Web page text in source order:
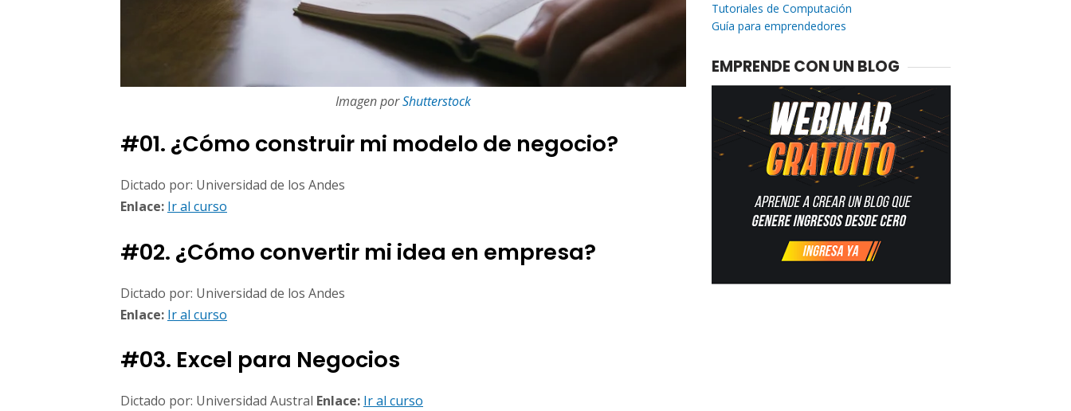
Imagen porShutterstock
#01. ¿Cómo construir mi modelo de negocio?
Dictado por: Universidad de los Andes
Enlace: Ir al curso
#02. ¿Cómo convertir mi idea en empresa?
Dictado por: Universidad de los Andes
Enlace: Ir al curso
#03. Excel para Negocios
Dictado por: Universidad Austral Enlace: Ir al curso
Tutoriales de Computación
Guía para emprendedores
EMPRENDE CON UN BLOG